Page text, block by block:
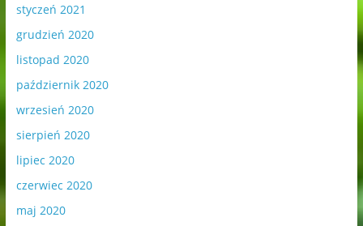
styczeń 2021
grudzień 2020
listopad 2020
październik 2020
wrzesień 2020
sierpień 2020
lipiec 2020
czerwiec 2020
maj 2020